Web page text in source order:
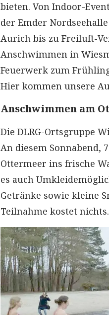
bieten. Von Indoor-
der Emder
Aurich bis zu Freiluft-
Anschwimmen in
Feuerwerk zum
Hier kommen unsere
Anschwimmen am
Die DLRG-Ortsgruppe
An diesem Sonnabend,
Ottermeer ins frische
es auch
Getränke sowie kleine
Teilnahme kostet nichts.